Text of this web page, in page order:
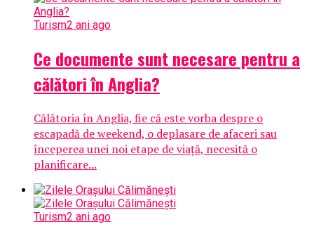
Turism2 ani ago
Ce documente sunt necesare pentru a
călători în Anglia?
Călătoria în Anglia, fie că este vorba despre o
escapadă de weekend, o deplasare de afaceri sau
începerea unei noi etape de viață, necesită o
planificare...
Turism2 ani ago